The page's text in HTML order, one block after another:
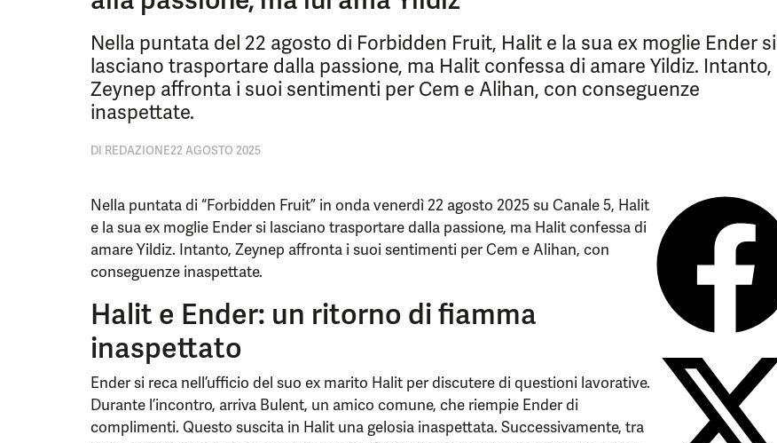
Nella puntata del 22 agosto di Forbidden Fruit, Halit e la sua ex moglie Ender si
lasciano trasportare dalla passione, ma Halit confessa di amare Yildiz. Intanto,
Zeynep affronta i suoi sentimenti per Cem e Alihan, con conseguenze
inaspettate.
DI REDAZIONE22 AGOSTO 2025
Nella puntata di “Forbidden Fruit” in onda venerdì 22 agosto 2025 su Canale 5, Halit
e la sua ex moglie Ender si lasciano trasportare dalla passione, ma Halit confessa di
amare Yildiz. Intanto, Zeynep affronta i suoi sentimenti per Cem e Alihan, con
conseguenze inaspettate.
Halit e Ender: un ritorno di fiamma
inaspettato
Ender si reca nell’ufficio del suo ex marito Halit per discutere di questioni lavorative.
Durante l’incontro, arriva Bulent, un amico comune, che riempie Ender di
complimenti. Questo suscita in Halit una gelosia inaspettata. Successivamente, tra